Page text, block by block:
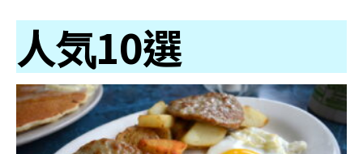
人気10選